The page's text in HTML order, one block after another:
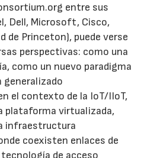
entre sus
Dell, Microsoft, Cisco,
de Princeton), puede verse
perspectivas: como una
como un nuevo paradigma
generalizado
el contexto de la IoT/IIoT,
plataforma virtualizada,
infraestructura
coexisten enlaces de